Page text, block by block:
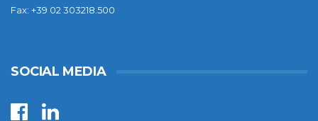
Fax: +39 02 303218.500
SOCIAL MEDIA